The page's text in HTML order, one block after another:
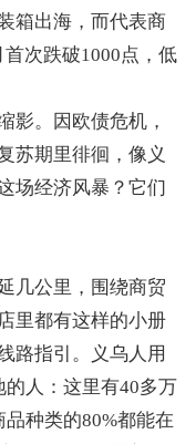
箱出海，而代表商
次跌破1000点，低
。因欧债危机，
苏期里徘徊，像义
场经济风暴？它们
公里，围绕商贸
里都有这样的小册
路指引。义乌人用
人：这里有40多万
种类的80%都能在